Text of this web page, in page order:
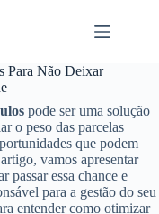
Para Não Deixar
pode ser uma solução
o peso das parcelas
que podem
vamos apresentar
passar essa chance e
para a gestão do seu
entender como otimizar